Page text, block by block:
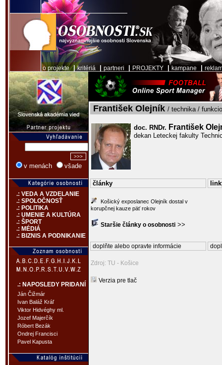
o projekte|kritériá partneri PROJEKTY kampane
v menách všade
.: VEDA A VZDELANIE
.: SPOLOČNOSŤ
.: POLITIKA
.: UMENIE A KULTÚRA
.: ŠPORT
.: MÉDIÁ
.: BIZNIS A PODNIKANIE
.: NAPOSLEDY PRIDANÍ
Ján Čižmár
Ivan Baláž Kráľ
Viktor Hidvéghy ml.
Jozef Majerčík
Róbert Bezák
Ondrej Francisci
Pavel Kapusta
František Olejník / technika /
doc. RNDr. František
dekan Leteckej fakulty
články
Košický exposlanec Olejník dostal v
korupčnej kauze päť rokov
Staršie články o osobnosti >>
doplňte alebo opravte informácie
Zdroj: TU - Košice
Verzia pre tlač